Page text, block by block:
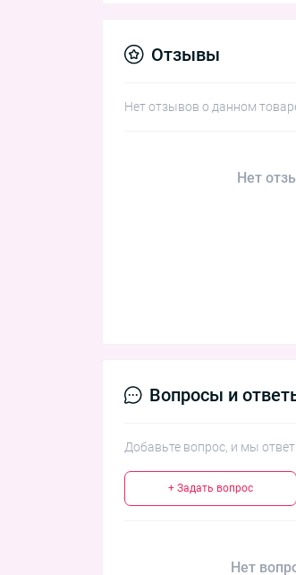
Отзывы
Нет отзывов о данном
Нет
Вопросы и
Добавьте вопрос, и мы
+ Задать вопрос
Нет